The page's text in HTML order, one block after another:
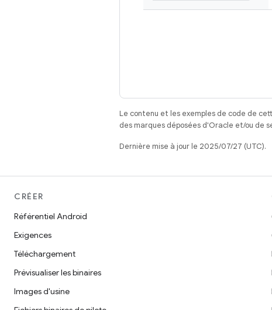
Le contenu et les exemples de code de
des marques déposées d'Oracle et/ou de
Dernière mise à jour le 2025/07/27 (UTC).
CRÉER
Référentiel Android
Exigences
Téléchargement
Prévisualiser les binaires
Images d'usine